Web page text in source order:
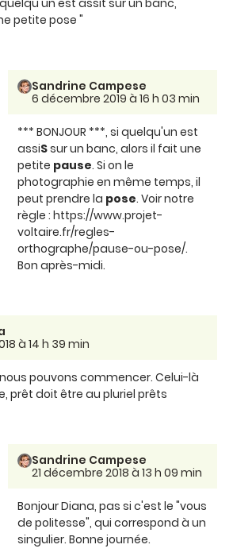
est assit sur un banc,
petite pose "
Sandrine Campese
6 décembre 2019 à 16 h 03 min
*** BONJOUR ***, si quelqu'un est
assiSsur un banc, alors il fait une
petite pause. Si on le
photographie en même temps, il
peut prendre la pose. Voir notre
règle : https://www.projet-
voltaire.fr/regles-
orthographe/pause-ou-pose/.
Bon après-midi.
à 14 h 39 min
pouvons commencer. Celui-là
prêt doit être au pluriel prêts
Sandrine Campese
21 décembre 2018 à 13 h 09 min
Bonjour Diana, pas si c'est le "vous
de politesse", qui correspond à un
singulier. Bonne journée.